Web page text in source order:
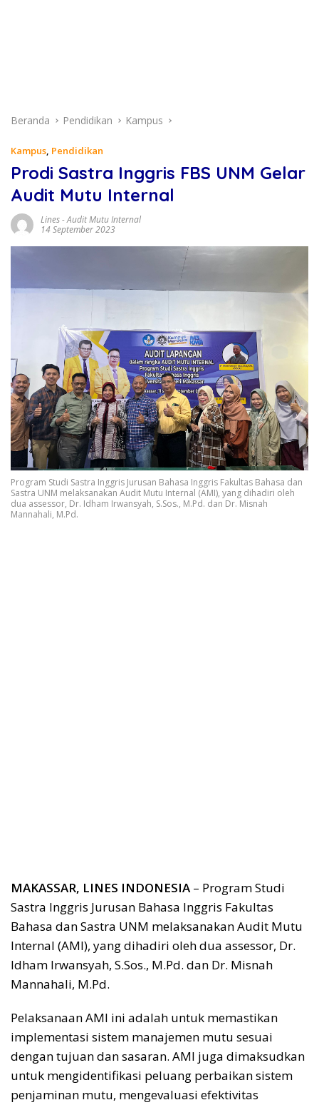
Beranda Pendidikan Kampus
Kampus, Pendidikan
Prodi Sastra Inggris FBS UNM Gelar
Audit Mutu Internal
Lines-Audit Mutu Internal
14 September 2023
Program Studi Sastra Inggris Jurusan Bahasa Inggris Fakultas Bahasa dan
Sastra UNM melaksanakan Audit Mutu Internal (AMI), yang dihadiri oleh
dua assessor, Dr. Idham Irwansyah, S.Sos., M.Pd. dan Dr. Misnah
Mannahali, M.Pd.
MAKASSAR, LINES INDONESIA – Program Studi
Sastra Inggris Jurusan Bahasa Inggris Fakultas
Bahasa dan Sastra UNM melaksanakan Audit Mutu
Internal (AMI), yang dihadiri oleh dua assessor, Dr.
Idham Irwansyah, S.Sos., M.Pd. dan Dr. Misnah
Mannahali, M.Pd.
Pelaksanaan AMI ini adalah untuk memastikan
implementasi sistem manajemen mutu sesuai
dengan tujuan dan sasaran. AMI juga dimaksudkan
untuk mengidentifikasi peluang perbaikan sistem
penjaminan mutu, mengevaluasi efektivitas